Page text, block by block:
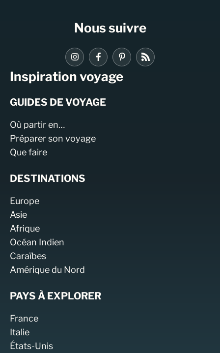
Nous suivre
Inspiration voyage
GUIDES DE VOYAGE
Où partir en…
Préparer son voyage
Que faire
DESTINATIONS
Europe
Asie
Afrique
Océan Indien
Caraïbes
Amérique du Nord
PAYS À EXPLORER
France
Italie
États-Unis